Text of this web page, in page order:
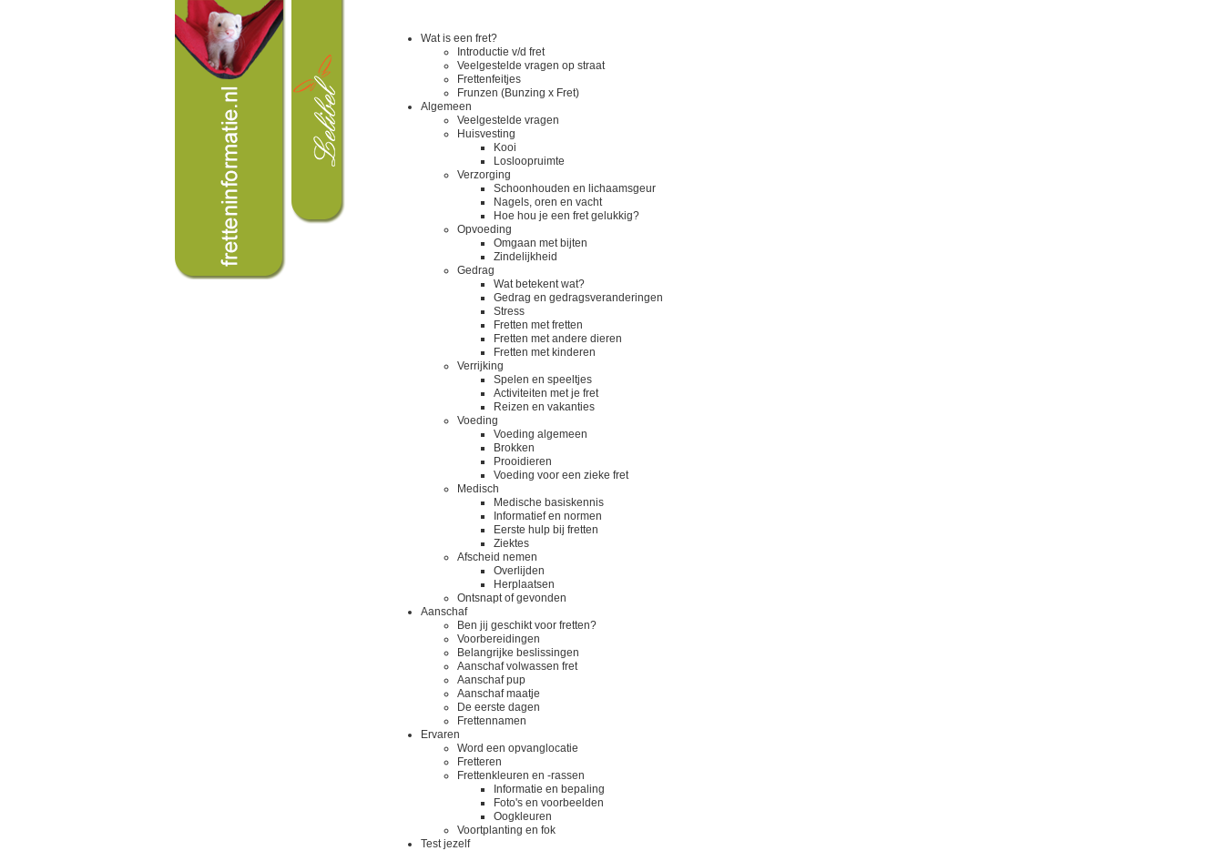
Wat is een fret?
Introductie v/d fret
Veelgestelde vragen op straat
Frettenfeitjes
Frunzen (Bunzing x Fret)
Algemeen
Veelgestelde vragen
Huisvesting
Kooi
Losloopruimte
Verzorging
Schoonhouden en lichaamsgeur
Nagels, oren en vacht
Hoe hou je een fret gelukkig?
Opvoeding
Omgaan met bijten
Zindelijkheid
Gedrag
Wat betekent wat?
Gedrag en gedragsveranderingen
Stress
Fretten met fretten
Fretten met andere dieren
Fretten met kinderen
Verrijking
Spelen en speeltjes
Activiteiten met je fret
Reizen en vakanties
Voeding
Voeding algemeen
Brokken
Prooidieren
Voeding voor een zieke fret
Medisch
Medische basiskennis
Informatief en normen
Eerste hulp bij fretten
Ziektes
Afscheid nemen
Overlijden
Herplaatsen
Ontsnapt of gevonden
Aanschaf
Ben jij geschikt voor fretten?
Voorbereidingen
Belangrijke beslissingen
Aanschaf volwassen fret
Aanschaf pup
Aanschaf maatje
De eerste dagen
Frettennamen
Ervaren
Word een opvanglocatie
Fretteren
Frettenkleuren en -rassen
Informatie en bepaling
Foto's en voorbeelden
Oogkleuren
Voortplanting en fok
Test jezelf